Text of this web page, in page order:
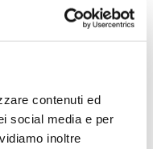
contenuti ed
social media e per
inoltre